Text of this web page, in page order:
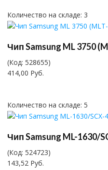
Количество на складе: 3
Чип Samsung ML 3750
(Код: 528655)
414,00 Руб.
Количество на складе: 5
Чип Samsung ML-1630/
(Код: 524723)
143,52 Руб.